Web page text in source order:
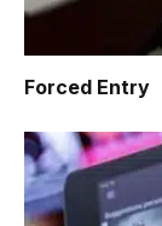
Forced Entry